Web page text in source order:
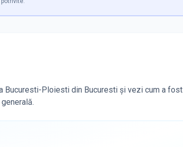
Bucuresti-Ploiesti din Bucuresti și vezi cum a fost